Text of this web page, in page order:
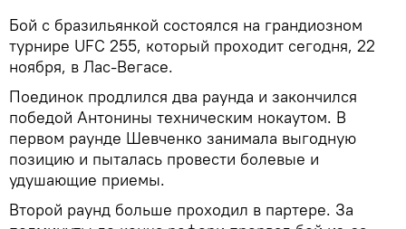
​Бой с бразильянкой состоялся на грандиозном
турнире UFC 255, который проходит сегодня, 22
ноября, в Лас-Вегасе.
Поединок продлился два раунда и закончился
победой Антонины техническим нокаутом. В
первом раунде Шевченко занимала выгодную
позицию и пыталась провести болевые и
удушающие приемы.
Второй раунд больше проходил в партере. За